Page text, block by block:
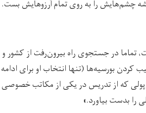
را به روی تمام آرزوهایش بست.
تماما در جستجوی راه بیرون‌رفت از کشور
کردن بورسیه‌ها (تنها انتخاب او برای
که از تدریس در یکی از مکاتب
را بدست بیاورد.»